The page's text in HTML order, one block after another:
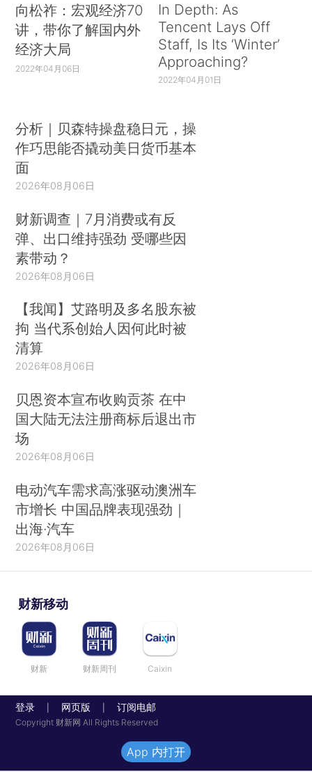
向松祚：宏观经济70
讲，带你了解国内外
经济大局
2022年04月06日
In Depth: As
Tencent Lays Off
Staff, Is Its ‘Winter’
Approaching?
2022年04月01日
分析｜贝森特操盘稳日元，操
作巧思能否撬动美日货币基本
面
2026年08月06日
财新调查｜7月消费或有反
弹、出口维持强劲 受哪些因
素带动？
2026年08月06日
【我闻】艾路明及多名股东被
拘 当代系创始人因何此时被
清算
2026年08月06日
贝恩资本宣布收购贡茶 在中
国大陆无法注册商标后退出市
场
2026年08月06日
电动汽车需求高涨驱动澳洲车
市增长 中国品牌表现强劲｜
出海·汽车
2026年08月06日
财新移动
财新 财新周刊 Caixin
登录 网页版 订阅电邮
Copyright 财新网 All Rights Reserved
App 内打开